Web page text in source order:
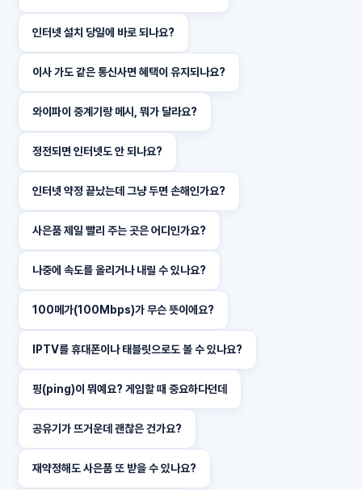
인터넷 설치 당일에 바로 되나요?
이사 가도 같은 통신사면 혜택이 유지되나요?
와이파이 중계기랑 메시, 뭐가 달라요?
정전되면 인터넷도 안 되나요?
인터넷 약정 끝났는데 그냥 두면 손해인가요?
사은품 제일 빨리 주는 곳은 어디인가요?
나중에 속도를 올리거나 내릴 수 있나요?
100메가(100Mbps)가 무슨 뜻이에요?
IPTV를 휴대폰이나 태블릿으로도 볼 수 있나요?
핑(ping)이 뭐예요? 게임할 때 중요하다던데
공유기가 뜨거운데 괜찮은 건가요?
재약정해도 사은품 또 받을 수 있나요?